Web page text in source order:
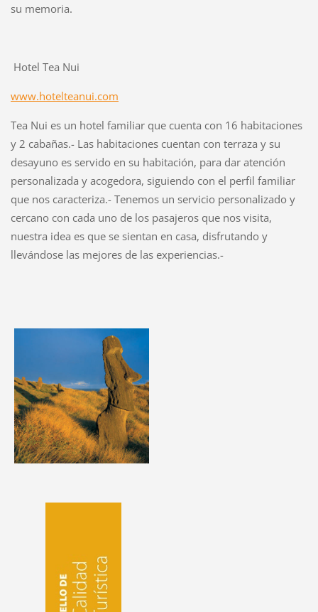
su memoria.
Hotel Tea Nui
www.hotelteanui.com
Tea Nui es un hotel familiar que cuenta con 16 habitaciones
y 2 cabañas.- Las habitaciones cuentan con terraza y su
desayuno es servido en su habitación, para dar atención
personalizada y acogedora, siguiendo con el perfil familiar
que nos caracteriza.- Tenemos un servicio personalizado y
cercano con cada uno de los pasajeros que nos visita,
nuestra idea es que se sientan en casa, disfrutando y
llevándose las mejores de las experiencias.-